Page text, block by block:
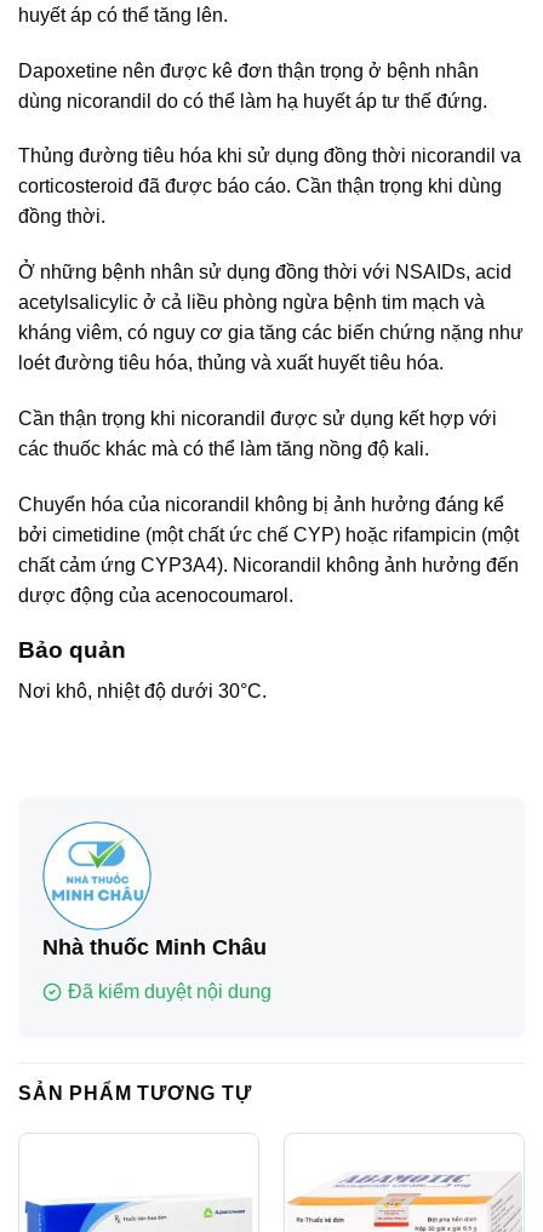
huyết áp có thể tăng lên.
Dapoxetine nên được kê đơn thận trọng ở bệnh nhân
dùng nicorandil do có thể làm hạ huyết áp tư thế đứng.
Thủng đường tiêu hóa khi sử dụng đồng thời nicorandil va
corticosteroid đã được báo cáo. Cần thận trọng khi dùng
đồng thời.
Ở những bệnh nhân sử dụng đồng thời với NSAIDs, acid
acetylsalicylic ở cả liều phòng ngừa bệnh tim mạch và
kháng viêm, có nguy cơ gia tăng các biến chứng nặng như
loét đường tiêu hóa, thủng và xuất huyết tiêu hóa.
Cần thận trọng khi nicorandil được sử dụng kết hợp với
các thuốc khác mà có thể làm tăng nồng độ kali.
Chuyển hóa của nicorandil không bị ảnh hưởng đáng kể
bởi cimetidine (một chất ức chế CYP) hoặc rifampicin (một
chất cảm ứng CYP3A4). Nicorandil không ảnh hưởng đến
dược động của acenocoumarol.
Bảo quản
Nơi khô, nhiệt độ dưới 30°C.
Nhà thuốc Minh Châu
Đã kiểm duyệt nội dung
SẢN PHẨM TƯƠNG TỰ